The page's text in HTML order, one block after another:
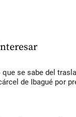
que se sabe del
de Ibagué por